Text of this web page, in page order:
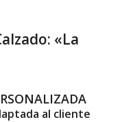
«La
al cliente